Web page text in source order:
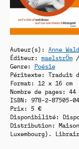
Auteur(s): Anne
Éditeur: maelstrÖm
Genre: Poésie
Péritexte: Traduit
Format: 12 x 16 cm
Nombre de pages: 44
ISBN: 978-2-87505-
Prix: 5 €
Disponibilité:
Distribution:
Luxembourg).